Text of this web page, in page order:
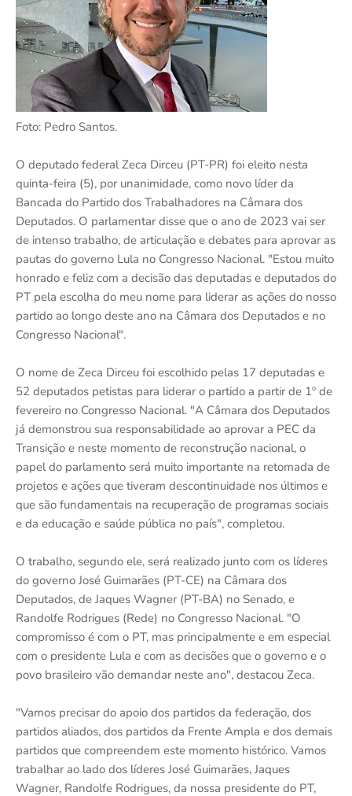
Foto: Pedro Santos.
O deputado federal Zeca Dirceu (PT-PR) foi eleito nesta
quinta-feira (5), por unanimidade, como novo líder da
Bancada do Partido dos Trabalhadores na Câmara dos
Deputados. O parlamentar disse que o ano de 2023 vai ser
de intenso trabalho, de articulação e debates para aprovar as
pautas do governo Lula no Congresso Nacional. "Estou muito
honrado e feliz com a decisão das deputadas e deputados do
PT pela escolha do meu nome para liderar as ações do nosso
partido ao longo deste ano na Câmara dos Deputados e no
Congresso Nacional".
O nome de Zeca Dirceu foi escolhido pelas 17 deputadas e
52 deputados petistas para liderar o partido a partir de 1º de
fevereiro no Congresso Nacional. "A Câmara dos Deputados
já demonstrou sua responsabilidade ao aprovar a PEC da
Transição e neste momento de reconstrução nacional, o
papel do parlamento será muito importante na retomada de
projetos e ações que tiveram descontinuidade nos últimos e
que são fundamentais na recuperação de programas sociais
e da educação e saúde pública no país", completou.
O trabalho, segundo ele, será realizado junto com os líderes
do governo José Guimarães (PT-CE) na Câmara dos
Deputados, de Jaques Wagner (PT-BA) no Senado, e
Randolfe Rodrigues (Rede) no Congresso Nacional. "O
compromisso é com o PT, mas principalmente e em especial
com o presidente Lula e com as decisões que o governo e o
povo brasileiro vão demandar neste ano", destacou Zeca.
"Vamos precisar do apoio dos partidos da federação, dos
partidos aliados, dos partidos da Frente Ampla e dos demais
partidos que compreendem este momento histórico. Vamos
trabalhar ao lado dos líderes José Guimarães, Jaques
Wagner, Randolfe Rodrigues, da nossa presidente do PT,